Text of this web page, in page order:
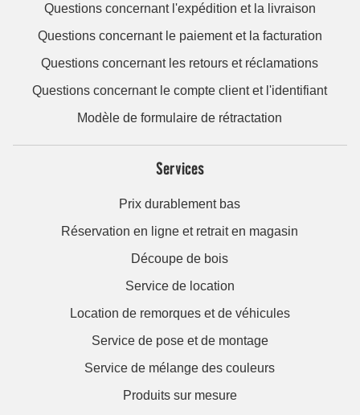
Questions concernant l'expédition et la livraison
Questions concernant le paiement et la facturation
Questions concernant les retours et réclamations
Questions concernant le compte client et l'identifiant
Modèle de formulaire de rétractation
Services
Prix durablement bas
Réservation en ligne et retrait en magasin
Découpe de bois
Service de location
Location de remorques et de véhicules
Service de pose et de montage
Service de mélange des couleurs
Produits sur mesure